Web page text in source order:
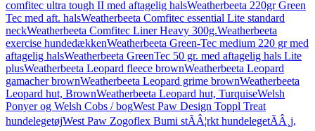
comfitec ultra tough II med aftagelig halsWeatherbeeta 220gr Green
Tec med aft. halsWeatherbeeta Comfitec essential Lite standard
neckWeatherbeeta Comfitec Liner Heavy 300g.Weatherbeeta
exercise hundedækkenWeatherbeeta Green-Tec medium 220 gr med
aftagelig halsWeatherbeeta GreenTec 50 gr. med aftagelig hals Lite
plusWeatherbeeta Leopard fleece brownWeatherbeeta Leopard
gamacher brownWeatherbeeta Leopard grime brownWeatherbeeta
Leopard hut, BrownWeatherbeeta Leopard hut, TurquiseWelsh
Ponyer og Welsh Cobs / bogWest Paw Design Toppl Treat
hundelegetøjWest Paw Zogoflex Bumi stÃÂ¦rkt hundelegetÃÂ¸j,